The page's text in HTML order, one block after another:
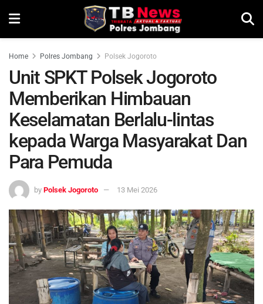
Home Polres Jombang Polsek Jogoroto
Unit SPKT Polsek Jogoroto
Memberikan Himbauan
Keselamatan Berlalu-lintas
kepada Warga Masyarakat Dan
Para Pemuda
by Polsek Jogoroto 13 Mei 2026